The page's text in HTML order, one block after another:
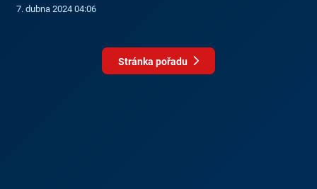
7. dubna 2024 04:06
Stránka pořadu